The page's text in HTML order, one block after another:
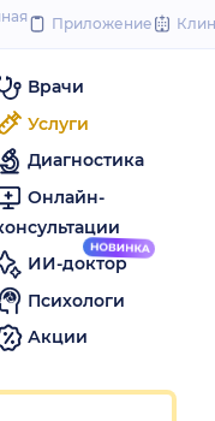
to
Приложение
Врачи
Услуги
Диагностика
Онлайн-
ИИ-доктор
Психологи
Акции